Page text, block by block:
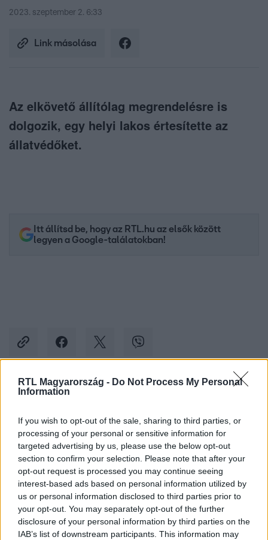
RTL Magyarország - Do Not Process My Personal
Information
If you wish to opt-out of the sale, sharing to third parties, or
processing of your personal or sensitive information for
targeted advertising by us, please use the below opt-out
section to confirm your selection. Please note that after your
opt-out request is processed you may continue seeing
interest-based ads based on personal information utilized by
us or personal information disclosed to third parties prior to
your opt-out. You may separately opt-out of the further
disclosure of your personal information by third parties on the
IAB’s list of downstream participants. This information may
2023. szeptember 2. 6:33
Link másolása
Az elkövető állítólag megrendelésre is
dolgozik, egy helyi lakos értesítette az
állatvédőket.
Itt állítsd be, hogy az RTL.hu az elsők között
legyen a Google-találatokban!
Kövess minket, és értesülj a friss hírekről a
Követem
#BALESET-BŰNÜGY #KUTYA #LELŐ